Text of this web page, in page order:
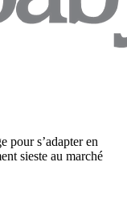
pour s’adapter en
sieste au marché